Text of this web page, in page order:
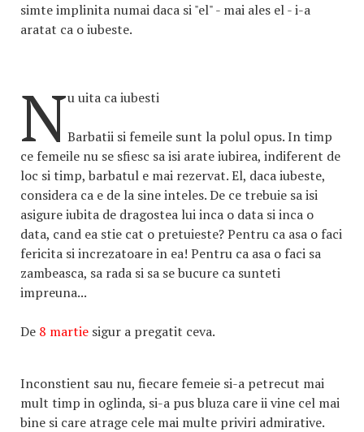
simte implinita numai daca si "el" - mai ales el - i-a
aratat ca o iubeste.
Nu uita ca iubesti
Barbatii si femeile sunt la polul opus. In timp
ce femeile nu se sfiesc sa isi arate iubirea, indiferent de
loc si timp, barbatul e mai rezervat. El, daca iubeste,
considera ca e de la sine inteles. De ce trebuie sa isi
asigure iubita de dragostea lui inca o data si inca o
data, cand ea stie cat o pretuieste? Pentru ca asa o faci
fericita si increzatoare in ea! Pentru ca asa o faci sa
zambeasca, sa rada si sa se bucure ca sunteti
impreuna...
De 8 martie sigur a pregatit ceva.
Inconstient sau nu, fiecare femeie si-a petrecut mai
mult timp in oglinda, si-a pus bluza care ii vine cel mai
bine si care atrage cele mai multe priviri admirative.